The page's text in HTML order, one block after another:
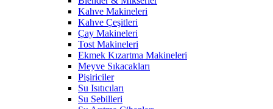
Kahve Makineleri
Kahve Çeşitleri
Çay Makineleri
Tost Makineleri
Ekmek Kızartma Makineleri
Meyve Sıkacakları
Pişiriciler
Su Isıtıcıları
Su Sebilleri